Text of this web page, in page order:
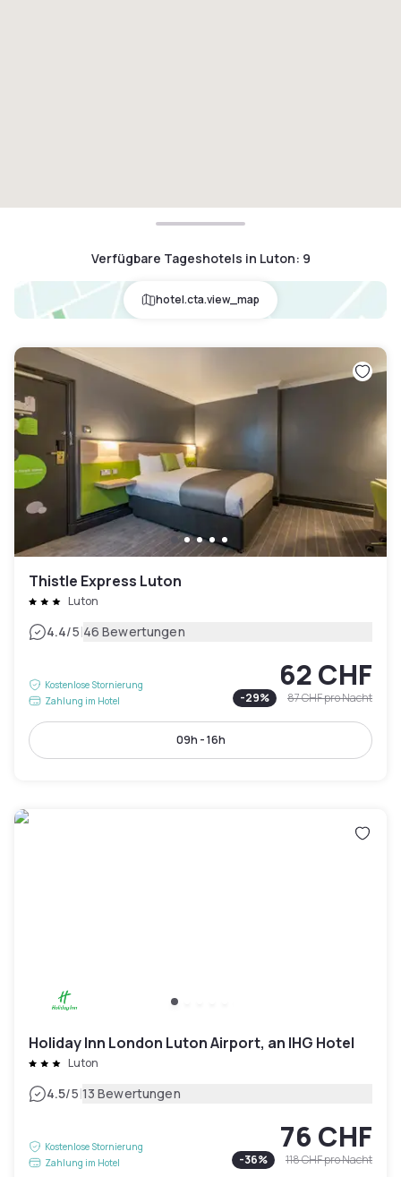
Verfügbare Tageshotels in Luton: 9
hotel.cta.view_map
Thistle Express Luton
Luton
4.4/5|46 Bewertungen
Kostenlose Stornierung
Zahlung im Hotel
62 CHF
-29% 87 CHFpro Nacht
09h - 16h
Holiday Inn London Luton Airport, an IHG Hotel
Luton
4.5/5|13 Bewertungen
Kostenlose Stornierung
Zahlung im Hotel
76 CHF
-36% 118 CHFpro Nacht